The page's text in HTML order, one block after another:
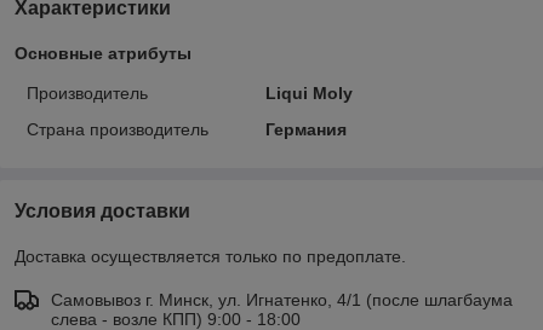
Характеристики
Основные атрибуты
Производитель
Liqui Moly
Страна производитель
Германия
Условия доставки
Доставка осуществляется только по предоплате.
Самовывоз г. Минск, ул. Игнатенко, 4/1 (после шлагбаума
слева - возле КПП) 9:00 - 18:00